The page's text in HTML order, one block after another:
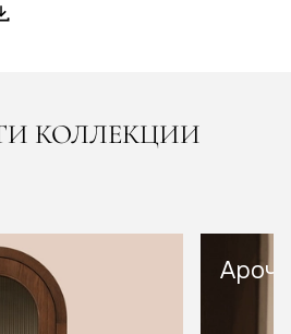
КОЛЛЕКЦИИ